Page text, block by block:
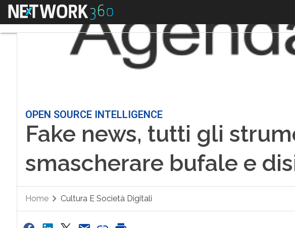
Menu
OPEN SOURCE INTELLIGENCE
Fake news, tutti gli
smascherare bufale e
Home Cultura E Società Digitali